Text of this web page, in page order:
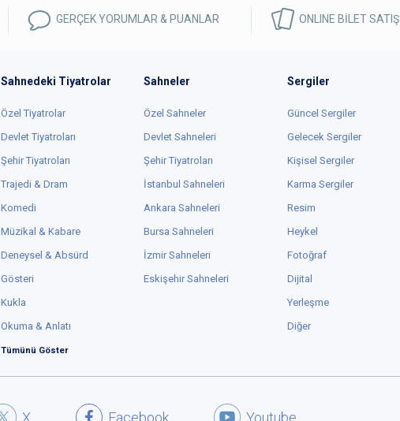
GERÇEK YORUMLAR & PUANLAR ONLINE BİLET SATIŞ
Sahnedeki Tiyatrolar
Özel Tiyatrolar
Devlet Tiyatroları
Şehir Tiyatroları
Trajedi & Dram
Komedi
Müzikal & Kabare
Deneysel & Absürd
Gösteri
Kukla
Okuma & Anlatı
Tümünü Göster
Sahneler
Özel Sahneler
Devlet Sahneleri
Şehir Tiyatroları
İstanbul Sahneleri
Ankara Sahneleri
Bursa Sahneleri
İzmir Sahneleri
Eskişehir Sahneleri
Sergiler
Güncel Sergiler
Gelecek Sergiler
Kişisel Sergiler
Karma Sergiler
Resim
Heykel
Fotoğraf
Dijital
Yerleşme
Diğer
Youtube
Facebook
X